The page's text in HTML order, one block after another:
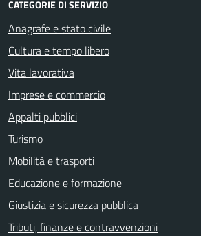
CATEGORIE DI SERVIZIO
Anagrafe e stato civile
Cultura e tempo libero
Vita lavorativa
Imprese e commercio
Appalti pubblici
Turismo
Mobilità e trasporti
Educazione e formazione
Giustizia e sicurezza pubblica
Tributi, finanze e contravvenzioni